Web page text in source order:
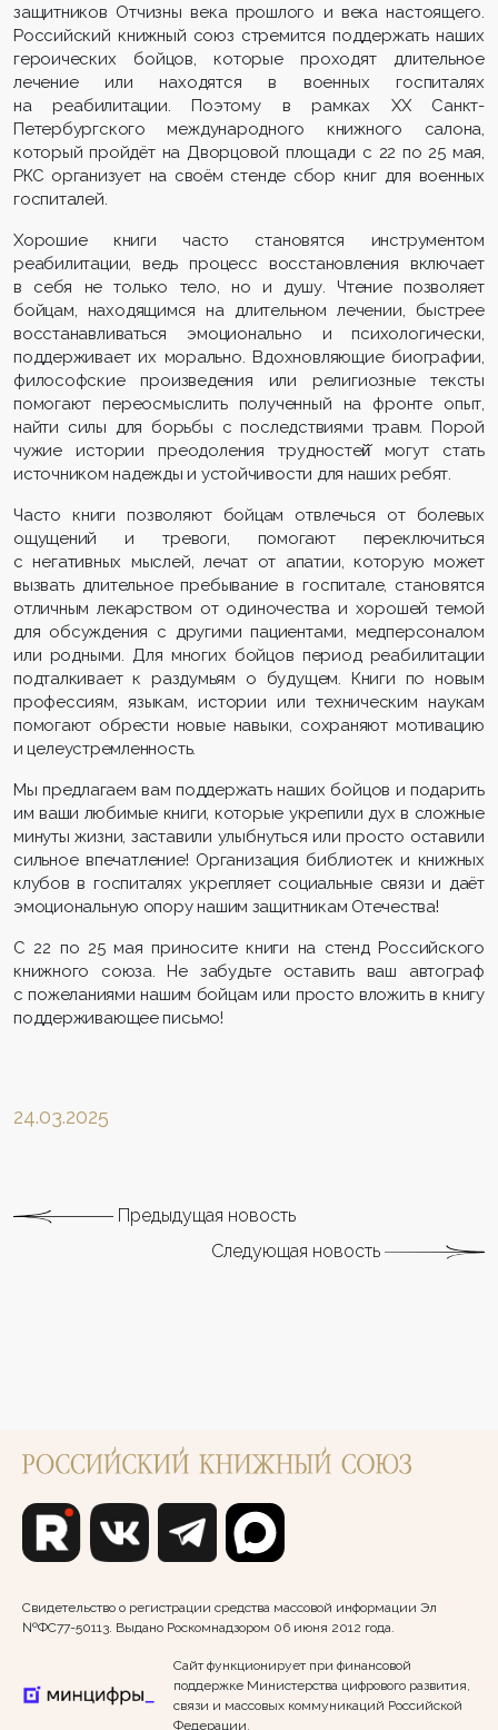
защитников Отчизны века прошлого и века настоящего.
Российский книжный союз стремится поддержать наших
героических бойцов, которые проходят длительное
лечение или находятся в военных госпиталях
на реабилитации. Поэтому в рамках ХХ Санкт-
Петербургского международного книжного салона,
который пройдёт на Дворцовой площади с 22 по 25 мая,
РКС организует на своём стенде сбор книг для военных
госпиталей.
Хорошие книги часто становятся инструментом
реабилитации, ведь процесс восстановления включает
в себя не только тело, но и душу. Чтение позволяет
бойцам, находящимся на длительном лечении, быстрее
восстанавливаться эмоционально и психологически,
поддерживает их морально. Вдохновляющие биографии,
философские произведения или религиозные тексты
помогают переосмыслить полученный на фронте опыт,
найти силы для борьбы с последствиями травм. Порой
чужие истории преодоления трудностей̆ могут стать
источником надежды и устойчивости для наших ребят.
Часто книги позволяют бойцам отвлечься от болевых
ощущений и тревоги, помогают переключиться
с негативных мыслей, лечат от апатии, которую может
вызвать длительное пребывание в госпитале, становятся
отличным лекарством от одиночества и хорошей темой
для обсуждения с другими пациентами, медперсоналом
или родными. Для многих бойцов период реабилитации
подталкивает к раздумьям о будущем. Книги по новым
профессиям, языкам, истории или техническим наукам
помогают обрести новые навыки, сохраняют мотивацию
и целеустремленность.
Мы предлагаем вам поддержать наших бойцов и подарить
им ваши любимые книги, которые укрепили дух в сложные
минуты жизни, заставили улыбнуться или просто оставили
сильное впечатление! Организация библиотек и книжных
клубов в госпиталях укрепляет социальные связи и даёт
эмоциональную опору нашим защитникам Отечества!
С 22 по 25 мая приносите книги на стенд Российского
книжного союза. Не забудьте оставить ваш автограф
с пожеланиями нашим бойцам или просто вложить в книгу
поддерживающее письмо!
24.03.2025
Предыдущая новость
Следующая новость
Свидетельство о регистрации средства массовой информации Эл
№ФС77-50113. Выдано Роскомнадзором 06 июня 2012 года.
Сайт функционирует при финансовой
поддержке Министерства цифрового развития,
связи и массовых коммуникаций Российской
Федерации.